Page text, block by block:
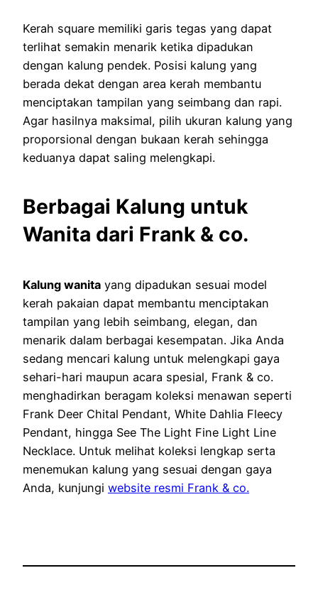
Kerah square memiliki garis tegas yang dapat
terlihat semakin menarik ketika dipadukan
dengan kalung pendek. Posisi kalung yang
berada dekat dengan area kerah membantu
menciptakan tampilan yang seimbang dan rapi.
Agar hasilnya maksimal, pilih ukuran kalung yang
proporsional dengan bukaan kerah sehingga
keduanya dapat saling melengkapi.
Berbagai Kalung untuk
Wanita dari Frank & co.
Kalung wanita yang dipadukan sesuai model
kerah pakaian dapat membantu menciptakan
tampilan yang lebih seimbang, elegan, dan
menarik dalam berbagai kesempatan. Jika Anda
sedang mencari kalung untuk melengkapi gaya
sehari-hari maupun acara spesial, Frank & co.
menghadirkan beragam koleksi menawan seperti
Frank Deer Chital Pendant, White Dahlia Fleecy
Pendant, hingga See The Light Fine Light Line
Necklace. Untuk melihat koleksi lengkap serta
menemukan kalung yang sesuai dengan gaya
Anda, kunjungi website resmi Frank & co.